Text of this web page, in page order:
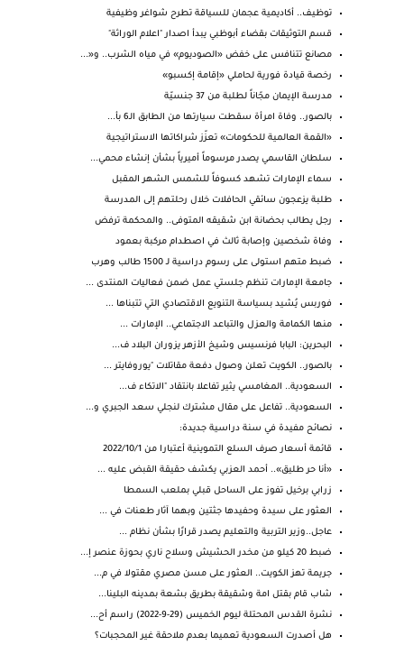
توظيف.. أكاديمية عجمان للسياقة تطرح شواغر وظيفية
قسم التوثيقات بقضاء أبوظبي يبدأ اصدار "اعلام الوراثة"
مصانع تتنافس على خفض «الصوديوم» في مياه الشرب.. و«...
رخصة قيادة فورية لحاملي «إقامة إكسبو»
مدرسة الإيمان مجّاناً لطلبة من 37 جنسيّة
بالصور.. وفاة امرأة سقطت سيارتها من الطابق الـ6 بأ...
«القمة العالمية للحكومات» تعزّز شراكاتها الاستراتيجية
سلطان القاسمي يصدر مرسوماً أميرياً بشأن إنشاء محمي...
سماء الإمارات تشهد كسوفاً للشمس الشهر المقبل
طلبة يزعجون سائقي الحافلات خلال رحلتهم إلى المدرسة
رجل يطالب بحضانة ابن شقيقه المتوفى.. والمحكمة ترفض
وفاة شخصين وإصابة ثالث في اصطدام مركبة بعمود
ضبط متهم استولى على رسوم دراسية لـ 1500 طالب وهرب
جامعة الإمارات تنظم جلستي عمل ضمن فعاليات المنتدى ...
فوربس يُشيد بسياسة التنويع الاقتصادي التي تتبناها ...
منها الكمامة والعزل والتباعد الاجتماعي.. الإمارات ...
البحرين: البابا فرنسيس وشيخ الأزهر يزوران البلاد ف...
بالصور.. الكويت تعلن وصول دفعة مقاتلات "يوروفايتر ...
السعودية.. المغامسي يثير تفاعلا بانتقاد "الاتكاء ف...
السعودية.. تفاعل على مقال مشترك لنجلي سعد الجبري و...
نصائح مفيدة في سنة دراسية جديدة:
قائمة أسعار صرف السلع التموينية أعتبارا من 2022/10/1
«أنا حر طليق».. أحمد العزبي يكشف حقيقة القبض عليه ...
زرابي برخيل تفوز على الساحل قبلي بملعب السمطا
العثور على سيدة وحفيدها جثتين وبهما آثار طعنات في ...
عاجل..وزير التربية والتعليم يصدر قرارًا بشأن نظام ...
ضبط 20 كيلو من مخدر الحشيش وسلاح ناري بحوزة عنصر إ...
جريمة تهز الكويت.. العثور على مسن مصري مقتولا في م...
شاب قام بقتل امة وشقيقة بطريق بشعة بمدينه البلينا...
نشرة القدس المحتلة ليوم الخميس (29-9-2022) راسم أح...
هل أصدرت السعودية تعميما بعدم ملاحقة غير المحجبات؟